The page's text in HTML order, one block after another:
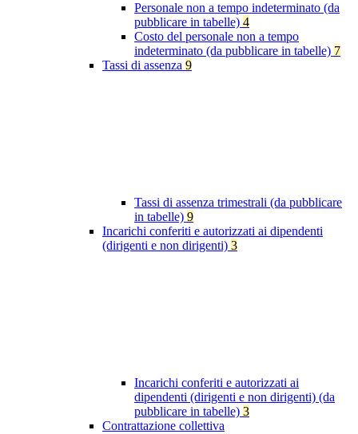
Personale non a tempo indeterminato (da
pubblicare in tabelle) 4
Costo del personale non a tempo
indeterminato (da pubblicare in tabelle) 7
Tassi di assenza 9
Tassi di assenza trimestrali (da pubblicare
in tabelle) 9
Incarichi conferiti e autorizzati ai dipendenti
(dirigenti e non dirigenti) 3
Incarichi conferiti e autorizzati ai
dipendenti (dirigenti e non dirigenti) (da
pubblicare in tabelle) 3
Contrattazione collettiva